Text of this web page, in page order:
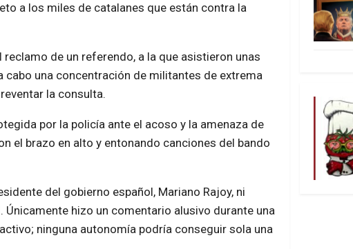
a los miles de catalanes que están contra la
de un referendo, a la que asistieron unas
cabo una concentración de militantes de extrema
la consulta.
por la policía ante el acoso y la amenaza de
el brazo en alto y entonando canciones del bando
del gobierno español, Mariano Rajoy, ni
hizo un comentario alusivo durante una
ninguna autonomía podría conseguir sola una